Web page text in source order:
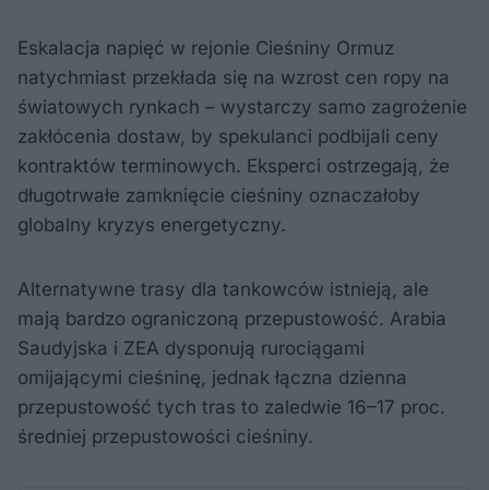
Eskalacja napięć w rejonie Cieśniny Ormuz
natychmiast przekłada się na wzrost cen ropy na
światowych rynkach – wystarczy samo zagrożenie
zakłócenia dostaw, by spekulanci podbijali ceny
kontraktów terminowych. Eksperci ostrzegają, że
długotrwałe zamknięcie cieśniny oznaczałoby
globalny kryzys energetyczny.
Alternatywne trasy dla tankowców istnieją, ale
mają bardzo ograniczoną przepustowość. Arabia
Saudyjska i ZEA dysponują rurociągami
omijającymi cieśninę, jednak łączna dzienna
przepustowość tych tras to zaledwie 16–17 proc.
średniej przepustowości cieśniny.